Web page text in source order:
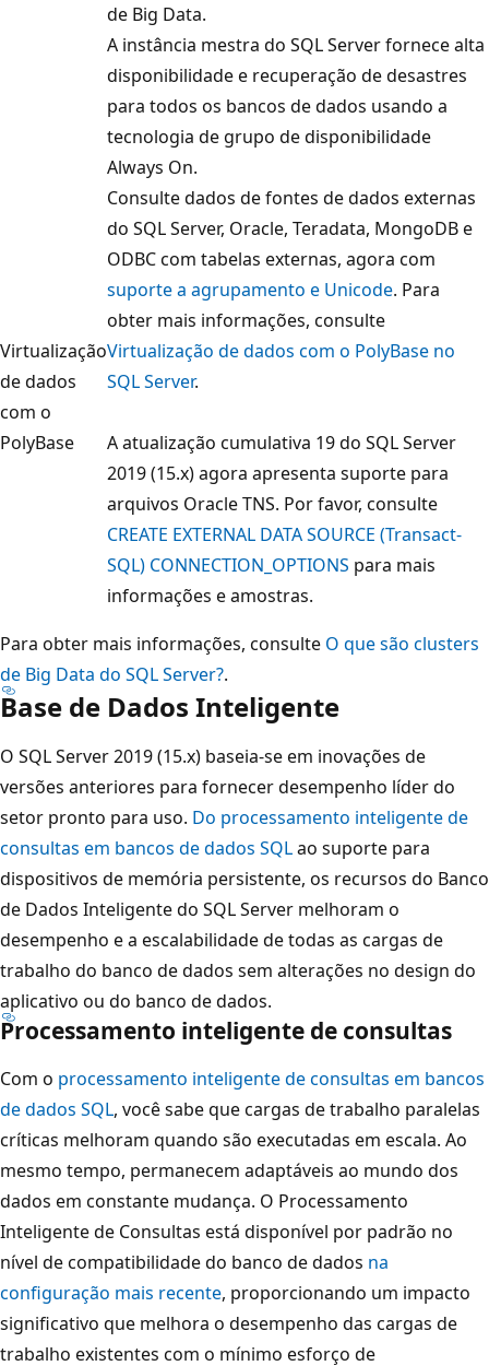
de Big Data.
A instância mestra do SQL Server fornece alta
disponibilidade e recuperação de desastres
para todos os bancos de dados usando a
tecnologia de grupo de disponibilidade
Always On.
Virtualização
de dados
com o
PolyBase
Consulte dados de fontes de dados externas
do SQL Server, Oracle, Teradata, MongoDB e
ODBC com tabelas externas, agora com
suporte a agrupamento e Unicode. Para
obter mais informações, consulte
Virtualização de dados com o PolyBase no
SQL Server.
A atualização cumulativa 19 do SQL Server
2019 (15.x) agora apresenta suporte para
arquivos Oracle TNS. Por favor, consulte
CREATE EXTERNAL DATA SOURCE (Transact-
SQL) CONNECTION_OPTIONS para mais
informações e amostras.
Para obter mais informações, consulte O que são clusters
de Big Data do SQL Server?.
Base de Dados Inteligente
O SQL Server 2019 (15.x) baseia-se em inovações de
versões anteriores para fornecer desempenho líder do
setor pronto para uso. Do processamento inteligente de
consultas em bancos de dados SQLao suporte para
dispositivos de memória persistente, os recursos do Banco
de Dados Inteligente do SQL Server melhoram o
desempenho e a escalabilidade de todas as cargas de
trabalho do banco de dados sem alterações no design do
aplicativo ou do banco de dados.
Processamento inteligente de consultas
Com o processamento inteligente de consultas em bancos
de dados SQL, você sabe que cargas de trabalho paralelas
críticas melhoram quando são executadas em escala. Ao
mesmo tempo, permanecem adaptáveis ao mundo dos
dados em constante mudança. O Processamento
Inteligente de Consultas está disponível por padrão no
nível de compatibilidade do banco de dados na
configuração mais recente, proporcionando um impacto
significativo que melhora o desempenho das cargas de
trabalho existentes com o mínimo esforço de